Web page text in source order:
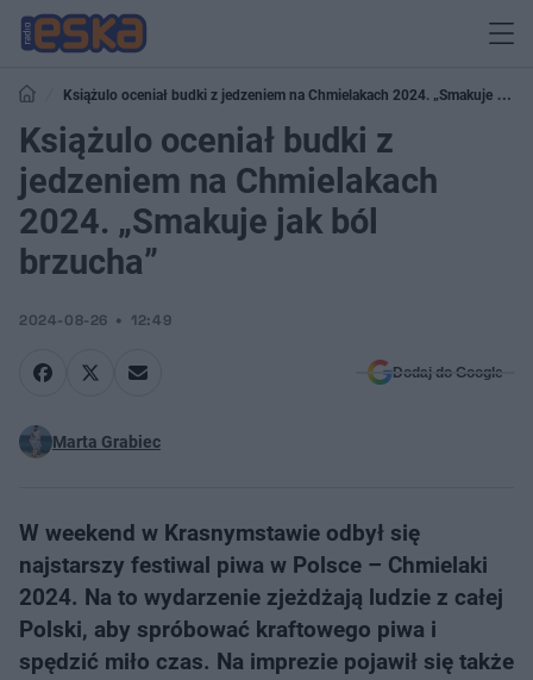
Książulo oceniał budki z jedzeniem na Chmielakach 2024. „Smakuje jak
ból brzucha”
Książulo oceniał budki z
jedzeniem na Chmielakach
2024. „Smakuje jak ból
brzucha”
2024-08-26 12:49
Dodaj do Google
Marta Grabiec
W weekend w Krasnymstawie odbył się
najstarszy festiwal piwa w Polsce – Chmielaki
2024. Na to wydarzenie zjeżdżają ludzie z całej
Polski, aby spróbować kraftowego piwa i
spędzić miło czas. Na imprezie pojawił się także